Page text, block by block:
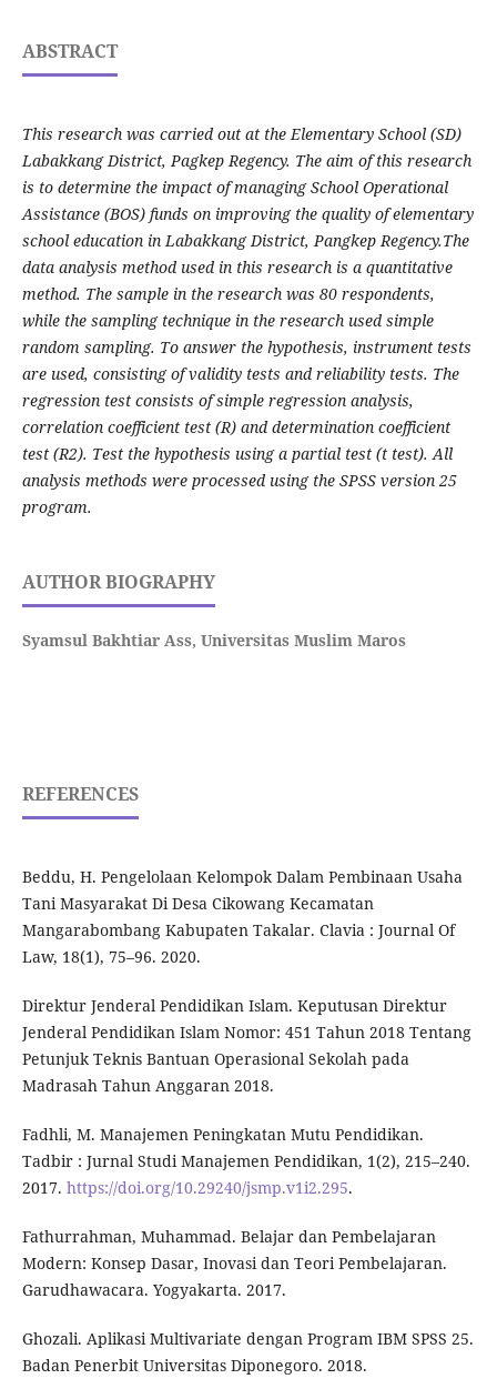
ABSTRACT
This research was carried out at the Elementary School (SD)
Labakkang District, Pagkep Regency. The aim of this research
is to determine the impact of managing School Operational
Assistance (BOS) funds on improving the quality of elementary
school education in Labakkang District, Pangkep Regency.The
data analysis method used in this research is a quantitative
method. The sample in the research was 80 respondents,
while the sampling technique in the research used simple
random sampling. To answer the hypothesis, instrument tests
are used, consisting of validity tests and reliability tests. The
regression test consists of simple regression analysis,
correlation coefficient test (R) and determination coefficient
test (R2). Test the hypothesis using a partial test (t test). All
analysis methods were processed using the SPSS version 25
program.
AUTHOR BIOGRAPHY
Syamsul Bakhtiar Ass, Universitas Muslim Maros
REFERENCES
Beddu, H. Pengelolaan Kelompok Dalam Pembinaan Usaha
Tani Masyarakat Di Desa Cikowang Kecamatan
Mangarabombang Kabupaten Takalar. Clavia : Journal Of
Law, 18(1), 75–96. 2020.
Direktur Jenderal Pendidikan Islam. Keputusan Direktur
Jenderal Pendidikan Islam Nomor: 451 Tahun 2018 Tentang
Petunjuk Teknis Bantuan Operasional Sekolah pada
Madrasah Tahun Anggaran 2018.
Fadhli, M. Manajemen Peningkatan Mutu Pendidikan.
Tadbir : Jurnal Studi Manajemen Pendidikan, 1(2), 215–240.
2017. https://doi.org/10.29240/jsmp.v1i2.295.
Fathurrahman, Muhammad. Belajar dan Pembelajaran
Modern: Konsep Dasar, Inovasi dan Teori Pembelajaran.
Garudhawacara. Yogyakarta. 2017.
Ghozali. Aplikasi Multivariate dengan Program IBM SPSS 25.
Badan Penerbit Universitas Diponegoro. 2018.